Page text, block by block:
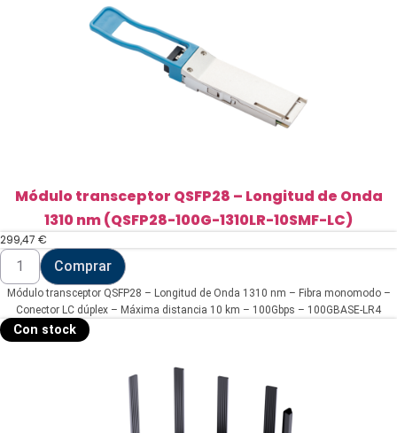
Módulo transceptor QSFP28 – Longitud de Onda
1310 nm (QSFP28-100G-1310LR-10SMF-LC)
299,47 €
Módulo
transceptor
QSFP28
Longitud
de
Onda
Comprar
Módulo transceptor QSFP28 – Longitud de Onda 1310 nm – Fibra monomodo –
Conector LC dúplex – Máxima distancia 10 km – 100Gbps – 100GBASE-LR4
Con stock